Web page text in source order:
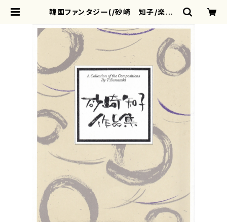
韓国ファンタジー(/砂崎 知子/楽譜）